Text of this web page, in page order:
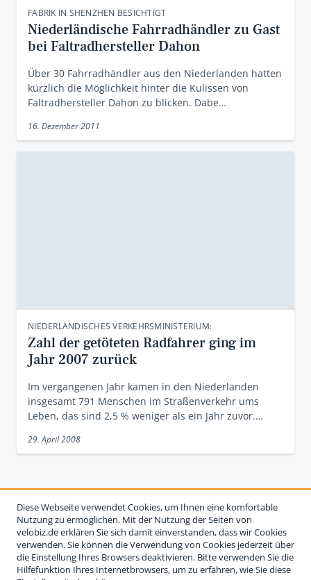
FABRIK IN SHENZHEN BESICHTIGT
Niederländische Fahrradhändler zu Gast
bei Faltradhersteller Dahon
Über 30 Fahrradhändler aus den Niederlanden hatten
kürzlich die Möglichkeit hinter die Kulissen von
Faltradhersteller Dahon zu blicken. Dabe…
16. Dezember 2011
NIEDERLÄNDISCHES VERKEHRSMINISTERIUM:
Zahl der getöteten Radfahrer ging im
Jahr 2007 zurück
Im vergangenen Jahr kamen in den Niederlanden
insgesamt 791 Menschen im Straßenverkehr ums
Leben, das sind 2,5 % weniger als ein Jahr zuvor.…
29. April 2008
Diese Webseite verwendet Cookies, um Ihnen eine komfortable
Nutzung zu ermöglichen. Mit der Nutzung der Seiten von
velobiz.de erklären Sie sich damit einverstanden, dass wir Cookies
verwenden. Sie können die Verwendung von Cookies jederzeit über
die Einstellung Ihres Browsers deaktivieren. Bitte verwenden Sie die
Hilfefunktion Ihres Internetbrowsers, um zu erfahren, wie Sie diese